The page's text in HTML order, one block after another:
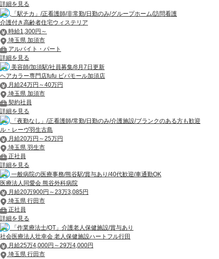
詳細を見る
「駅チカ」/正看護師/非常勤/日勤のみ/グループホーム/訪問看護
介護付き高齢者住宅ウィステリア
時給1,300円～
埼玉県 加須市
アルバイト・パート
詳細を見る
美容師/加須駅/社員募集/8月7日更新
ヘアカラー専門店fufu ビバモール加須店
月給24万円～40万円
埼玉県 加須市
契約社員
詳細を見る
「夜勤なし」/正看護師/常勤/日勤のみ/介護施設/ブランクのある方も歓迎
ル・レーヴ羽生古島
月給20万円～25万円
埼玉県 羽生市
正社員
詳細を見る
一般病院の医療事務/熊谷駅/賞与あり/40代歓迎/車通勤OK
医療法人同愛会 熊谷外科病院
月給20万900円～23万3,085円
埼玉県 行田市
正社員
詳細を見る
「作業療法士/OT」介護老人保健施設/賞与あり
社会医療法人壮幸会 老人保健施設ハートフル行田
月給25万4,000円～29万4,000円
埼玉県 行田市